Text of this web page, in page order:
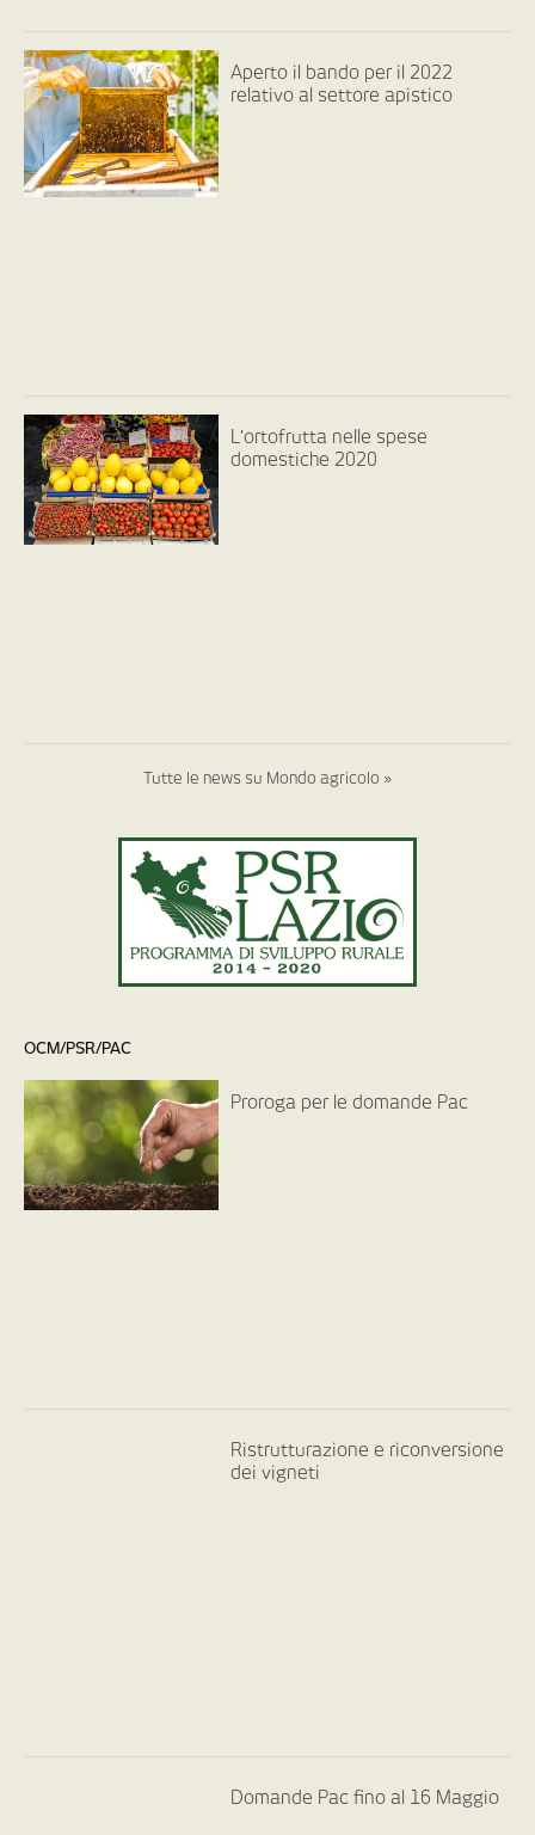
Aperto il bando per il 2022
relativo al settore apistico
L’ortofrutta nelle spese
domestiche 2020
Tutte le news su Mondo agricolo »
OCM/PSR/PAC
Proroga per le domande Pac
Ristrutturazione e riconversione
dei vigneti
Domande Pac fino al 16 Maggio